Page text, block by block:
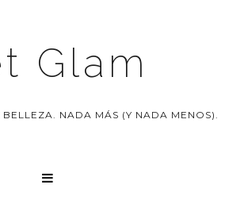
Glam
NADA MÁS (Y NADA MENOS).
